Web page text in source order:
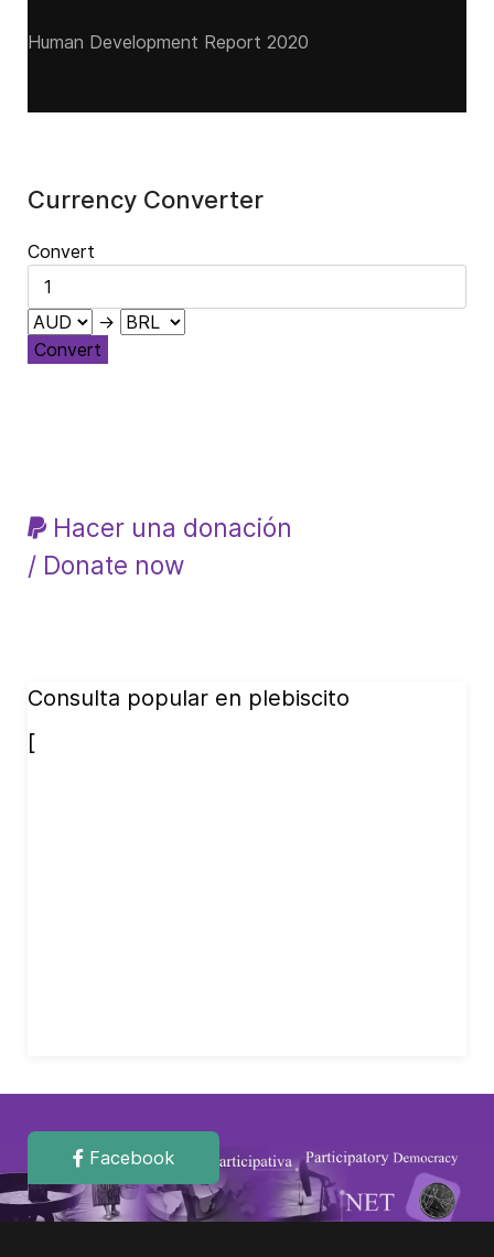
Human Development Report 2020
Currency Converter
Convert
→
Convert
Hacer una donación
/ Donate now
Consulta popular en plebiscito
[
Facebook